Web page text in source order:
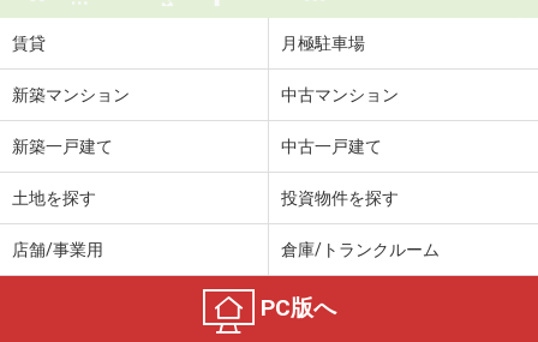
賃貸 月極駐車場
新築マンション 中古マンション
新築一戸建て 中古一戸建て
土地を探す 投資物件を探す
店舗/事業用 倉庫/トランクルーム
PC版へ